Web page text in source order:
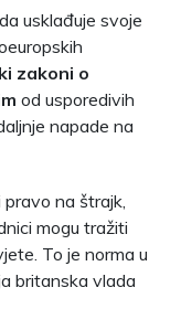
usklađuje svoje
zakoni o
od usporedivih
napade na
pravo na štrajk,
mogu tražiti
To je norma u
britanska vlada